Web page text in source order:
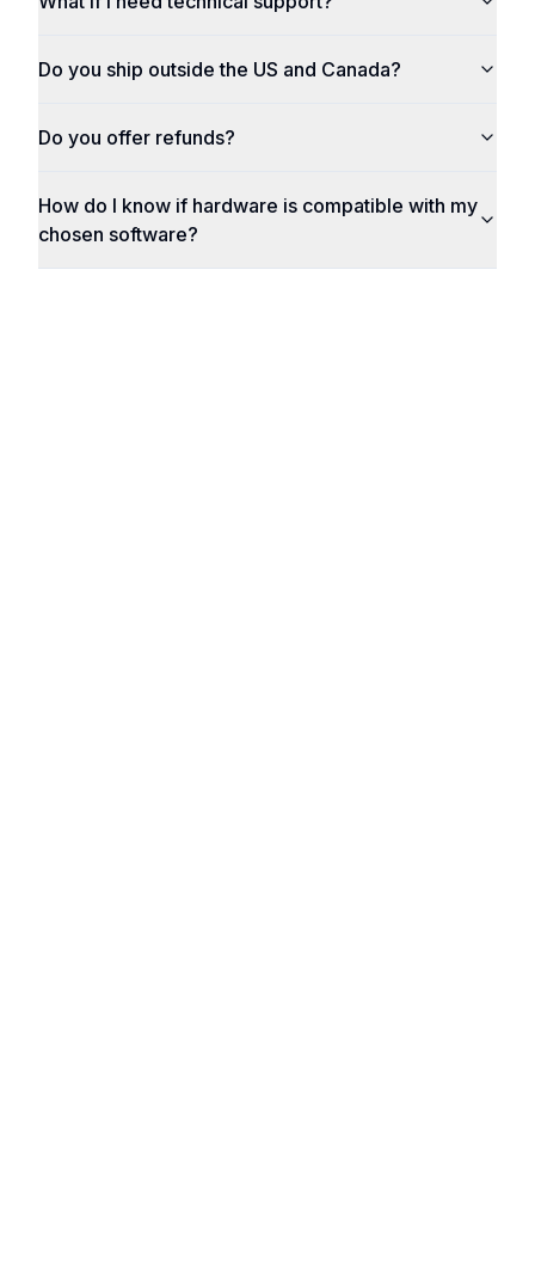
Do you ship outside the US and Canada?
Do you offer refunds?
How do I know if hardware is compatible with my
chosen software?